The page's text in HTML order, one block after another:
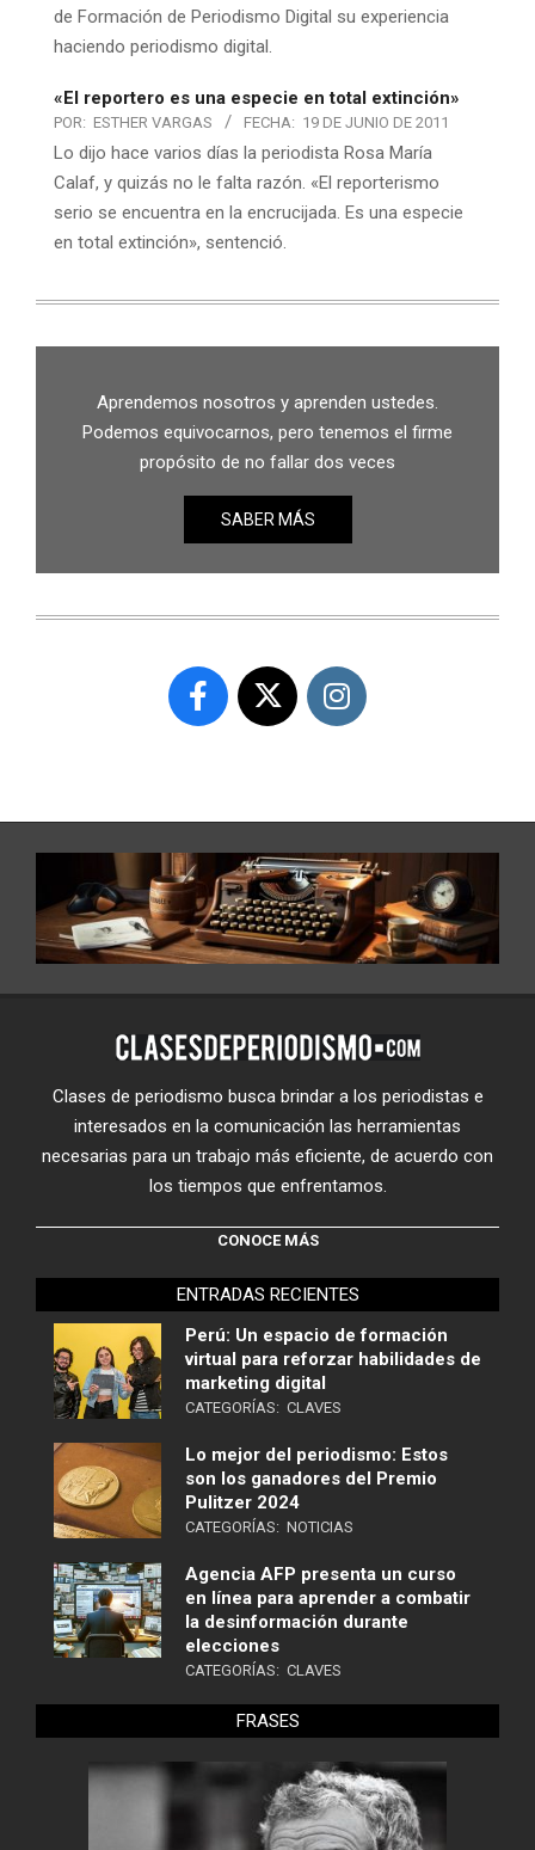
de Formación de Periodismo Digital su experiencia
haciendo periodismo digital.
«El reportero es una especie en total extinción»
POR: ESTHER VARGAS FECHA: 19 DE JUNIO DE 2011
Lo dijo hace varios días la periodista Rosa María
Calaf, y quizás no le falta razón. «El reporterismo
serio se encuentra en la encrucijada. Es una especie
en total extinción», sentenció.
Aprendemos nosotros y aprenden ustedes.
Podemos equivocarnos, pero tenemos el firme
propósito de no fallar dos veces
SABER MÁS
Clases de periodismo busca brindar a los periodistas e
interesados en la comunicación las herramientas
necesarias para un trabajo más eficiente, de acuerdo con
los tiempos que enfrentamos.
CONOCE MÁS
ENTRADAS RECIENTES
Perú: Un espacio de formación
virtual para reforzar habilidades de
marketing digital
CATEGORÍAS: CLAVES
Lo mejor del periodismo: Estos
son los ganadores del Premio
Pulitzer 2024
CATEGORÍAS: NOTICIAS
Agencia AFP presenta un curso
en línea para aprender a combatir
la desinformación durante
elecciones
CATEGORÍAS: CLAVES
FRASES